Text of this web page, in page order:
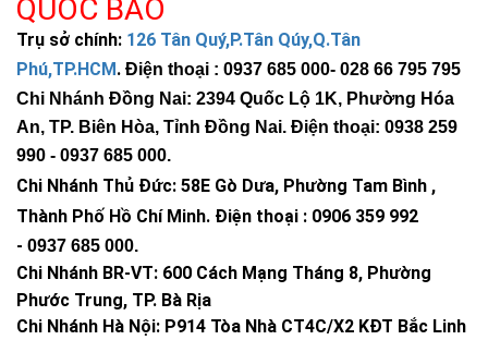
QUỐC BẢO
Trụ sở chính: 126 Tân Quý,P.Tân Qúy,Q.Tân
Phú,TP.HCM. Điện thoại : 0937 685 000- 028 66 795 795
Chi Nhánh Đồng Nai: 2394 Quốc Lộ 1K, Phường Hóa
An, TP. Biên Hòa, Tỉnh Đồng Nai. Điện thoại: 0938 259
990 - 0937 685 000.
Chi Nhánh Thủ Đức: 58E Gò Dưa, Phường Tam Bình ,
Thành Phố Hồ Chí Minh. Điện thoại : 0906 359 992
- 0937 685 000.
Chi Nhánh BR-VT: 600 Cách Mạng Tháng 8, Phường
Phước Trung, TP. Bà Rịa
Chi Nhánh Hà Nội: P914 Tòa Nhà CT4C/X2 KĐT Bắc Linh